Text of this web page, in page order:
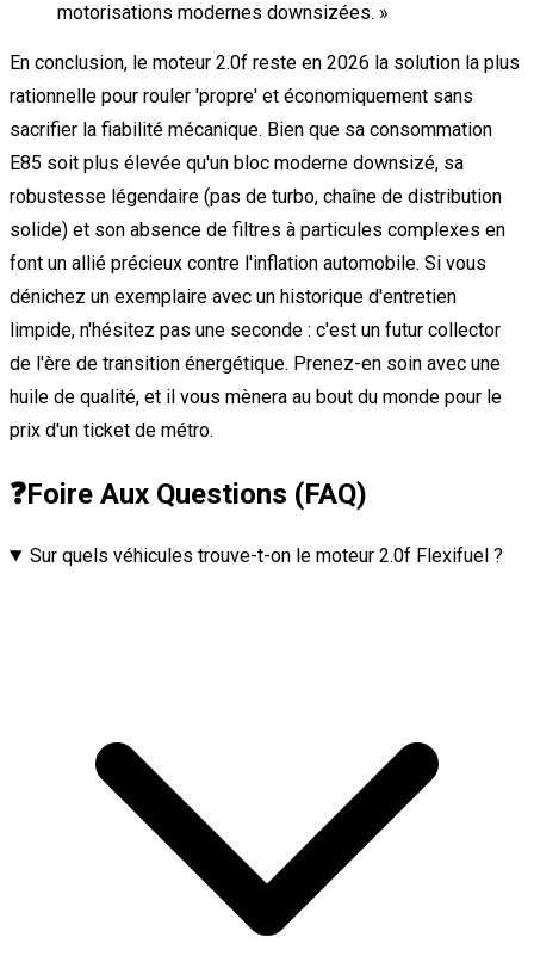
motorisations modernes downsizées. »
En conclusion, le moteur 2.0f reste en 2026 la solution la plus
rationnelle pour rouler 'propre' et économiquement sans
sacrifier la fiabilité mécanique. Bien que sa consommation
E85 soit plus élevée qu'un bloc moderne downsizé, sa
robustesse légendaire (pas de turbo, chaîne de distribution
solide) et son absence de filtres à particules complexes en
font un allié précieux contre l'inflation automobile. Si vous
dénichez un exemplaire avec un historique d'entretien
limpide, n'hésitez pas une seconde : c'est un futur collector
de l'ère de transition énergétique. Prenez-en soin avec une
huile de qualité, et il vous mènera au bout du monde pour le
prix d'un ticket de métro.
❓Foire Aux Questions (FAQ)
Sur quels véhicules trouve-t-on le moteur 2.0f Flexifuel ?